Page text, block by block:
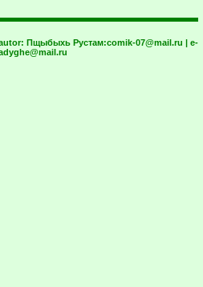
Пщыбыхь Рустам:comik-07@mail.ru | e-